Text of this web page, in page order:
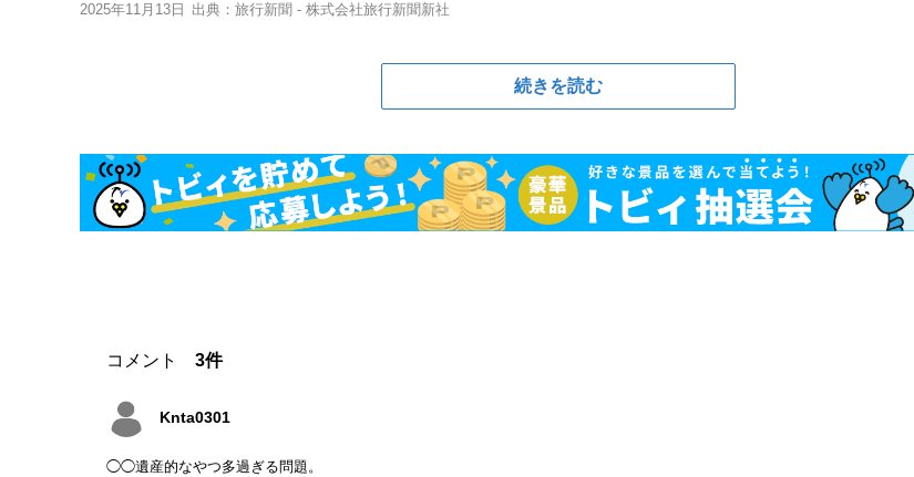
2025年11月13日 出典：旅行新聞 - 株式会社旅行新聞新社
続きを読む
コメント 3件
Knta0301
◯◯遺産的なやつ多過ぎる問題。